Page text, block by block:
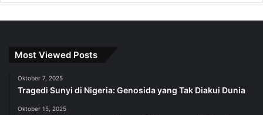
Most Viewed Posts
Oktober 7, 2025
Tragedi Sunyi di Nigeria: Genosida yang Tak Diakui Dunia
Oktober 15, 2025